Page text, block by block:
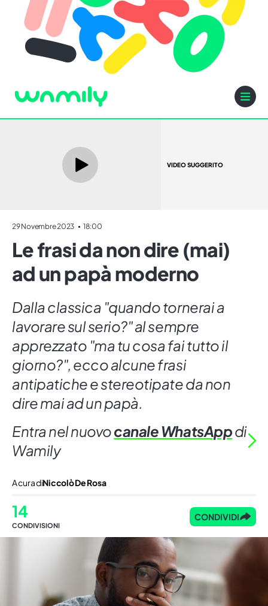
VIDEO SUGGERITO
29 Novembre 2023 18:00
Le frasi da non dire (mai)
ad un papà moderno
Dalla classica "quando tornerai a
lavorare sul serio?" al sempre
apprezzato "ma tu cosa fai tutto il
giorno?", ecco alcune frasi
antipatiche e stereotipate da non
dire mai ad un papà.
Entra nel nuovocanale WhatsAppdi
Wamily
A cura diNiccolò De Rosa
14
CONDIVISIONI
CONDIVIDI